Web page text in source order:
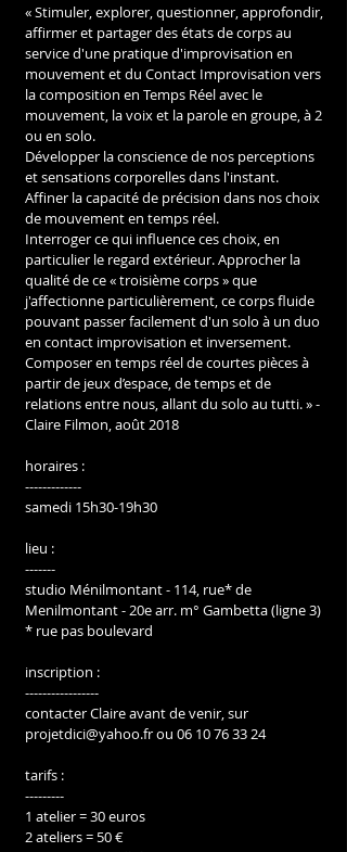
« Stimuler, explorer, questionner, approfondir,
affirmer et partager des états de corps au
service d'une pratique d'improvisation en
mouvement et du Contact Improvisation vers
la composition en Temps Réel avec le
mouvement, la voix et la parole en groupe, à 2
ou en solo.
Développer la conscience de nos perceptions
et sensations corporelles dans l'instant.
Affiner la capacité de précision dans nos choix
de mouvement en temps réel.
Interroger ce qui influence ces choix, en
particulier le regard extérieur. Approcher la
qualité de ce « troisième corps » que
j'affectionne particulièrement, ce corps fluide
pouvant passer facilement d'un solo à un duo
en contact improvisation et inversement.
Composer en temps réel de courtes pièces à
partir de jeux d’espace, de temps et de
relations entre nous, allant du solo au tutti. » -
Claire Filmon, août 2018
horaires :
-------------
samedi 15h30-19h30
lieu :
-------
studio Ménilmontant - 114, rue* de
Menilmontant - 20e arr. m° Gambetta (ligne 3)
* rue pas boulevard
inscription :
-----------------
contacter Claire avant de venir, sur
projetdici@yahoo.fr ou 06 10 76 33 24
tarifs :
---------
1 atelier = 30 euros
2 ateliers = 50 €